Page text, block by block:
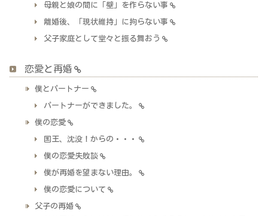
母親と娘の間に「壁」を作らない事
離婚後、「現状維持」に拘らない事
父子家庭として堂々と振る舞おう
恋愛と再婚
僕とパートナー
パートナーができました。
僕の恋愛
国王、沈没！からの・・・
僕の恋愛失敗談
僕が再婚を望まない理由。
僕の恋愛について
父子の再婚